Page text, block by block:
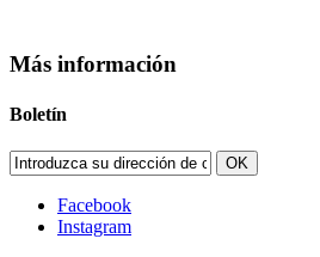
Más información
Boletín
OK
Facebook
Instagram